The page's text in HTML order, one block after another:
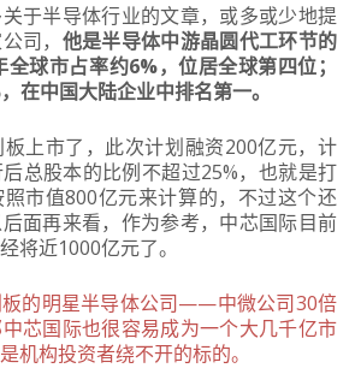
于半导体行业的文章，或多或少地提
司， 他是半导体中游晶圆代工环节的
球市占率约6%，位居全球第四位；
在中国大陆企业中排名第一。
上市了，此次计划融资200亿元，计
总股本的比例不超过25%，也就是打
市值800亿元来计算的，不过这个还
面再来看，作为参考， 中芯国际目前
将近1000亿元了。
的明星半导体公司——中微公司30倍
中芯国际也很容易成为一个大几千亿市
机构投资者绕不开的标的。